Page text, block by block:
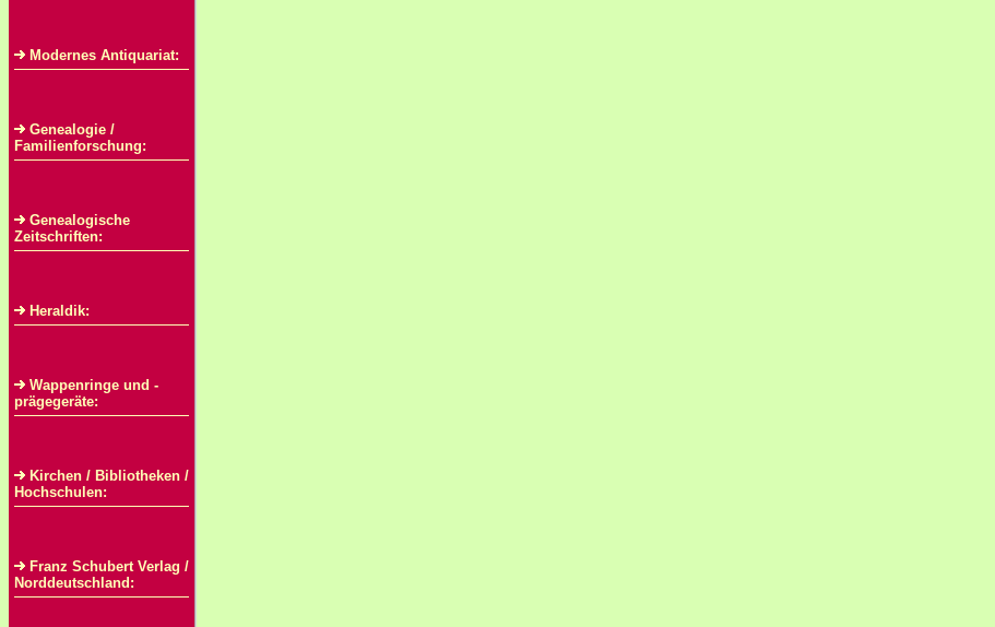
Modernes Antiquariat:
Genealogie /
Familienforschung:
Genealogische
Zeitschriften:
Heraldik:
Wappenringe und -
prägegeräte:
Kirchen / Bibliotheken /
Hochschulen:
Franz Schubert Verlag /
Norddeutschland: